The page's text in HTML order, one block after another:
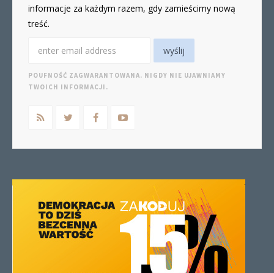
informacje za każdym razem, gdy zamieścimy nową
treść.
POUFNOŚĆ ZAGWARANTOWANA. NIGDY NIE UJAWNIAMY
TWOICH INFORMACJI.